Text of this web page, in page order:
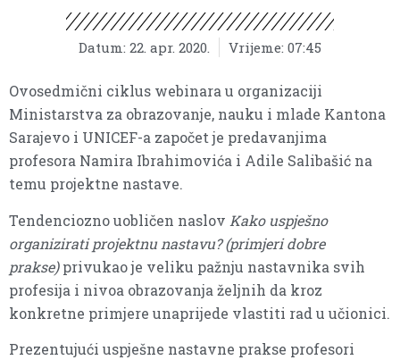
Datum: 22. apr. 2020. Vrijeme: 07:45
Ovosedmični ciklus webinara u organizaciji
Ministarstva za obrazovanje, nauku i mlade Kantona
Sarajevo i UNICEF-a započet je predavanjima
profesora Namira Ibrahimovića i Adile Salibašić na
temu projektne nastave.
Tendenciozno uobličen naslov Kako uspješno
organizirati projektnu nastavu? (primjeri dobre
prakse)privukao je veliku pažnju nastavnika svih
profesija i nivoa obrazovanja željnih da kroz
konkretne primjere unaprijede vlastiti rad u učionici.
Prezentujući uspješne nastavne prakse profesori